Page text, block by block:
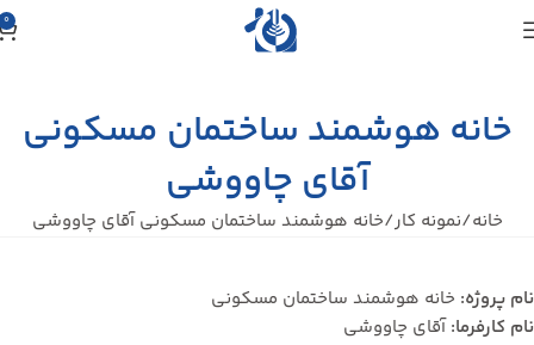
0
خانه هوشمند ساختمان مسکونی
آقای چاووشی
خانه نمونه کار خانه هوشمند ساختمان مسکونی آقای چاووشی
نام پروژه: خانه هوشمند ساختمان مسکونی
نام کارفرما:آقای چاووشی